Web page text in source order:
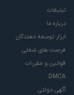
تبلیغات
درباره ما
ابزار توسعه دهندگان
فرصت های شغلی
قوانین و مقررات
DMCA
آگهی دولتی